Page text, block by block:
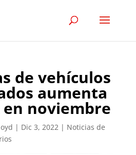
de vehículos
aumenta
en noviembre
| Dic 3, 2022| Noticias de